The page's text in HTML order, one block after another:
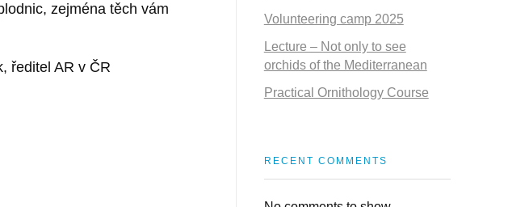
zejména těch vám
ředitel AR v ČR
Volunteering camp 2025
Lecture – Not only to see
orchids of the Mediterranean
Practical Ornithology Course
RECENT COMMENTS